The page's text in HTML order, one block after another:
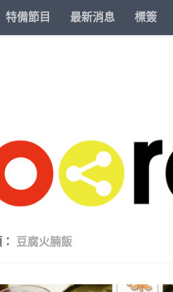
特備節目 最新消息 標簽
豆腐火腩飯